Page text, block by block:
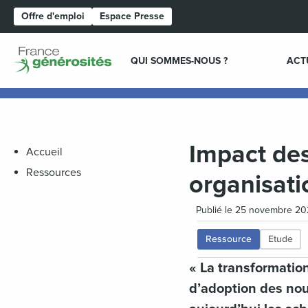
Offre d'emploi Espace Presse
QUI SOMMES-NOUS ?
Accueil
Ressources
Impact
Publié le 25 novembre
Ressource Etude
« La
d’adoption des